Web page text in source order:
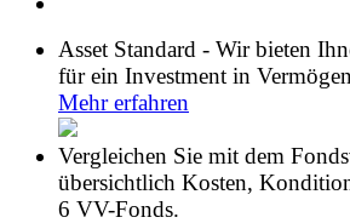
Asset Standard - Wir bieten
für ein Investment in
Mehr erfahren
Vergleichen Sie mit dem
übersichtlich Kosten,
6 VV-Fonds.